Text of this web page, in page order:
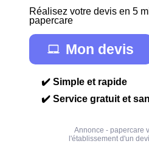
Réalisez votre devis en 5
papercare
Mon devis
✔️ Simple et rapide
✔️ Service gratuit et
Annonce - papercare
l'établissement d'un